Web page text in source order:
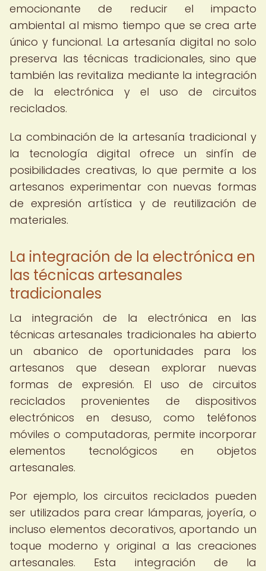
emocionante de reducir el impacto
ambiental al mismo tiempo que se crea arte
único y funcional. La artesanía digital no solo
preserva las técnicas tradicionales, sino que
también las revitaliza mediante la integración
de la electrónica y el uso de circuitos
reciclados.
La combinación de la artesanía tradicional y
la tecnología digital ofrece un sinfín de
posibilidades creativas, lo que permite a los
artesanos experimentar con nuevas formas
de expresión artística y de reutilización de
materiales.
La integración de la electrónica en
las técnicas artesanales
tradicionales
La integración de la electrónica en las
técnicas artesanales tradicionales ha abierto
un abanico de oportunidades para los
artesanos que desean explorar nuevas
formas de expresión. El uso de circuitos
reciclados provenientes de dispositivos
electrónicos en desuso, como teléfonos
móviles o computadoras, permite incorporar
elementos tecnológicos en objetos
artesanales.
Por ejemplo, los circuitos reciclados pueden
ser utilizados para crear lámparas, joyería, o
incluso elementos decorativos, aportando un
toque moderno y original a las creaciones
artesanales. Esta integración de la